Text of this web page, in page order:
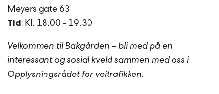
Meyers gate 63
Tid: Kl. 18.00 - 19.30
Velkommen til Bakgården – bli med på en
interessant og sosial kveld sammen med oss i
Opplysningsrådet for veitrafikken.